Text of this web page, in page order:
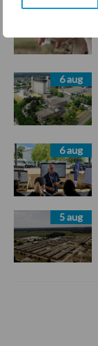
7 aug
6 aug
6 aug
5 aug